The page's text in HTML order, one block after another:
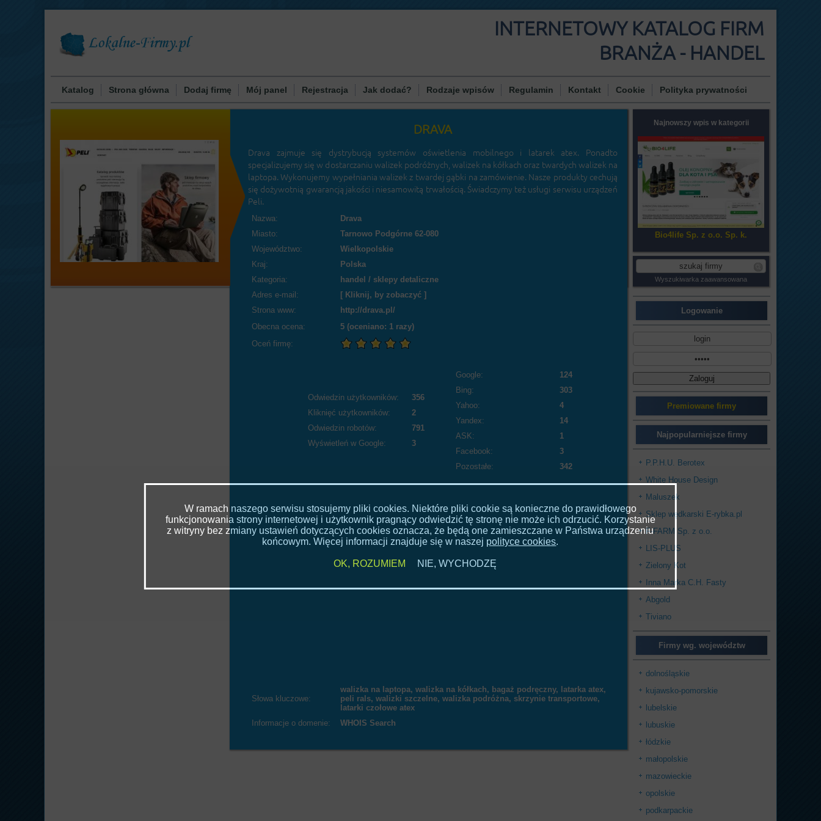
INTERNETOWY KATALOG FIRM
BRANŻA - HANDEL
Katalog Strona główna Dodaj firmę Mój panel Rejestracja Jak dodać? Rodzaje wpisów Regulamin Kontakt Cookie Polityka prywatności
DRAVA
Drava zajmuje się dystrybucją systemów oświetlenia mobilnego i latarek atex. Ponadto
specjalizujemy się w dostarczaniu walizek podróżnych, walizek na kółkach oraz twardych walizek na
laptopa. Wykonujemy wypełniania walizek z twardej gąbki na zamówienie. Nasze produkty cechują
się dożywotnią gwarancją jakości i niesamowitą trwałością. Świadczymy też usługi serwisu urządzeń
Peli.
Nazwa:
Drava
Miasto:
Tarnowo Podgórne 62-080
Województwo:
Wielkopolskie
Kraj:
Polska
Kategoria:
handel / sklepy detaliczne
Adres e-mail:
[ Kliknij, by zobaczyć ]
Strona www:
http://drava.pl/
Obecna ocena:
5 (oceniano: 1 razy)
Oceń firmę:
Odwiedzin użytkowników:
356
Kliknięć użytkowników:
2
Odwiedzin robotów:
791
Wyświetleń w Google:
3
Google:
124
Bing:
303
Yahoo:
4
Yandex:
14
ASK:
1
Facebook:
3
Pozostałe:
342
Słowa kluczowe:
walizka na laptopa, walizka na kółkach, bagaż podręczny, latarka atex,
peli rals, walizki szczelne, walizka podróżna, skrzynie transportowe,
latarki czołowe atex
Informacje o domenie:
WHOIS Search
Najnowszy wpis w kategorii
Bio4life Sp. z o.o. Sp. k.
Wyszukiwarka zaawansowana
Logowanie
Premiowane firmy
Najpopularniejsze firmy
P.P.H.U. Berotex
White House Design
Maluszek
Sklep wędkarski E-rybka.pl
F-FARM Sp. z o.o.
LIS-PLUS
Zielony Kot
Inna Marka C.H. Fasty
Abgold
Tiviano
Firmy wg. województw
dolnośląskie
kujawsko-pomorskie
lubelskie
lubuskie
łódzkie
małopolskie
mazowieckie
opolskie
podkarpackie
W ramach naszego serwisu stosujemy pliki cookies. Niektóre pliki cookie są konieczne do prawidłowego
funkcjonowania strony internetowej i użytkownik pragnący odwiedzić tę stronę nie może ich odrzucić. Korzystanie
z witryny bez zmiany ustawień dotyczących cookies oznacza, że będą one zamieszczane w Państwa urządzeniu
końcowym. Więcej informacji znajduje się w naszej polityce cookies.
OK, ROZUMIEM NIE, WYCHODZĘ